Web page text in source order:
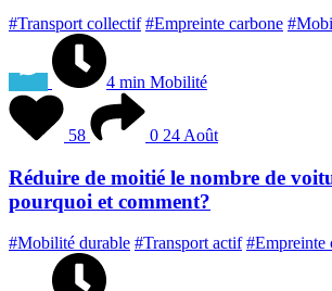
#Transport collectif #Empreinte carbone
4 min Mobilité
58 0 24 Août
Réduire de moitié le nombre de
pourquoi et comment?
#Mobilité durable #Transport actif #Empreinte